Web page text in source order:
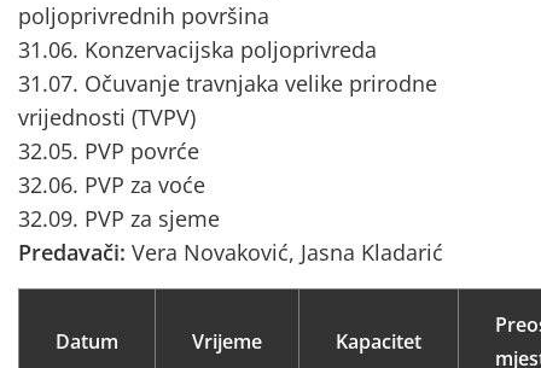
poljoprivrednih površina
31.06. Konzervacijska poljoprivreda
31.07. Očuvanje travnjaka velike prirodne
vrijednosti (TVPV)
32.05. PVP povrće
32.06. PVP za voće
32.09. PVP za sjeme
Predavači: Vera Novaković, Jasna Kladarić
Datum Vrijeme Kapacitet